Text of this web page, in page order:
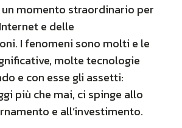
momento straordinario per
e delle
I fenomeni sono molti e le
molte tecnologie
e con esse gli assetti:
più che mai, ci spinge allo
e all’investimento.